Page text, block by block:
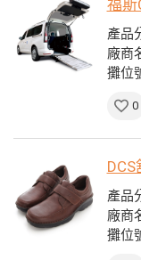
福斯
產品
廠商
攤位
0
產品
廠商
攤位